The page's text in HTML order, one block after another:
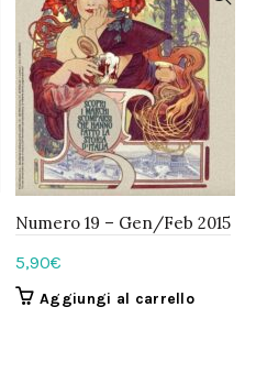
Numero 19 – Gen/Feb 2015
5,90€
Aggiungi al carrello